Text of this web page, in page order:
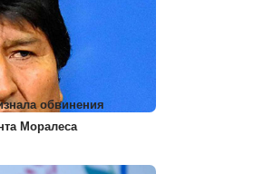
обвинения
Моралеса